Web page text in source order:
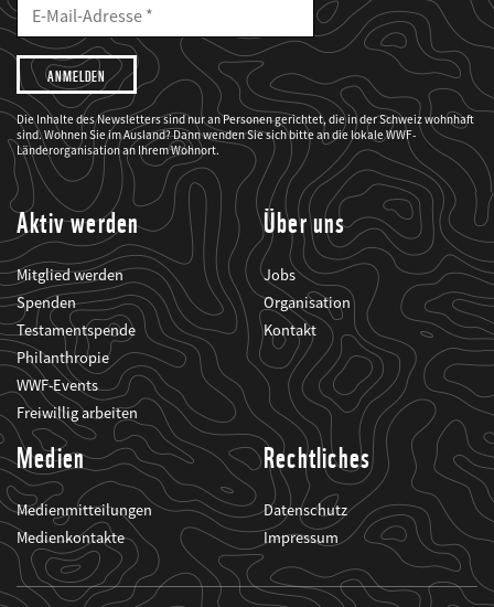
Mailadresse
E-
Adresse
Ich
möchte,
dass
der
WWF
mich
über
seine
Projekte
informiert.
Die Inhalte des Newsletters sind nur an Personen gerichtet, die in der Schweiz wohnhaft
sind. Wohnen Sie im Ausland? Dann wenden Sie sich bitte an die lokale WWF-
Länderorganisation an Ihrem Wohnort.
Aktiv werden
Mitglied werden
Spenden
Testamentspende
Philanthropie
WWF-Events
Freiwillig arbeiten
Über uns
Jobs
Organisation
Kontakt
Medien
Medienmitteilungen
Medienkontakte
Rechtliches
Datenschutz
Impressum